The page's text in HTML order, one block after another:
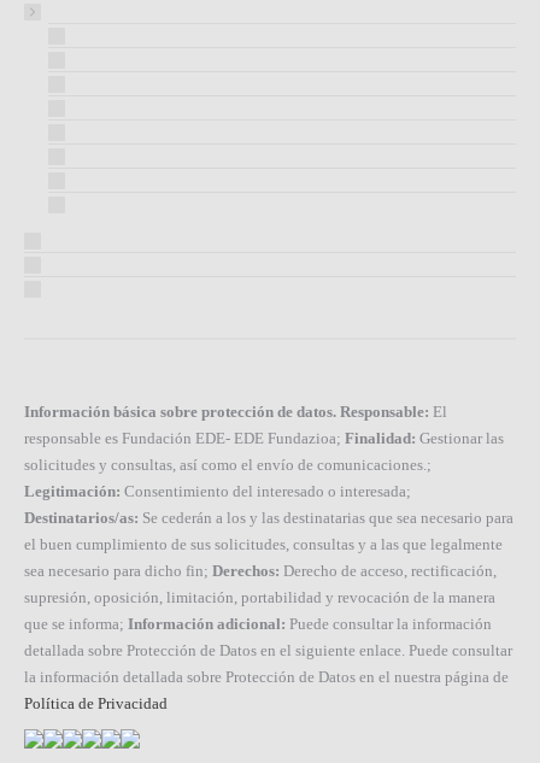
Información básica sobre protección de datos. Responsable: El
responsable es Fundación EDE- EDE Fundazioa; Finalidad: Gestionar las
solicitudes y consultas, así como el envío de comunicaciones.;
Legitimación: Consentimiento del interesado o interesada;
Destinatarios/as: Se cederán a los y las destinatarias que sea necesario para
el buen cumplimiento de sus solicitudes, consultas y a las que legalmente
sea necesario para dicho fin; Derechos: Derecho de acceso, rectificación,
supresión, oposición, limitación, portabilidad y revocación de la manera
que se informa; Información adicional: Puede consultar la información
detallada sobre Protección de Datos en el siguiente enlace. Puede consultar
la información detallada sobre Protección de Datos en el nuestra página de
Política de Privacidad